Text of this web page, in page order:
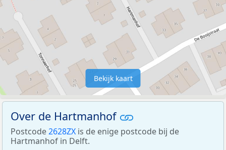
Bekijk kaart
Over de Hartmanhof
Postcode2628ZX is de enige postcode bij de
Hartmanhof in Delft.